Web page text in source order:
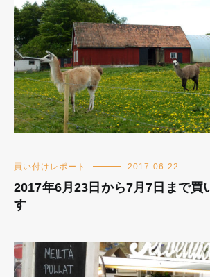
買い付けレポート 2017-06-22
2017年6月23日から7月7日まで買
す